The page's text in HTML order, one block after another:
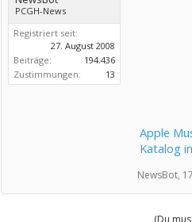
PCGH-News
Registriert seit:
27. August 2008
Beiträge:
194.436
Zustimmungen:
13
Apple
Katalog
NewsBot,
(Du